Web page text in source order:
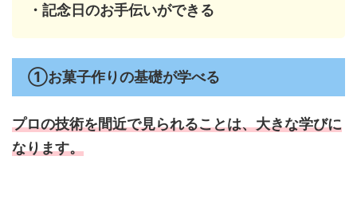
・記念日のお手伝いができる
①お菓子作りの基礎が学べる
プロの技術を間近で見られることは、大きな学びに
なります。